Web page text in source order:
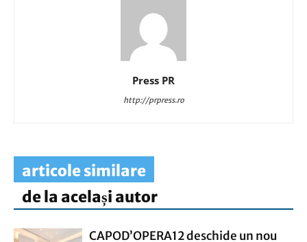
Press PR
http://prpress.ro
articole similare
de la același autor
CAPOD’OPERA12 deschide un nou